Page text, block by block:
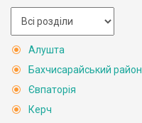
Алушта
Бахчисарайський район
Євпаторія
Керч